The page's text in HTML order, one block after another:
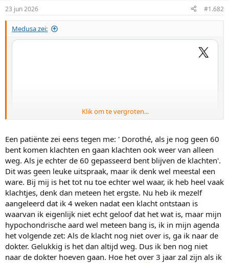
n
g
23 jun 2026 #1.682
Medusa zei:
Klik om te vergroten...
Een patiënte zei eens tegen me: ' Dorothé, als je nog geen 60
bent komen klachten en gaan klachten ook weer van alleen
weg. Als je echter de 60 gepasseerd bent blijven de klachten'.
Dit was geen leuke uitspraak, maar ik denk wel meestal een
ware. Bij mij is het tot nu toe echter wel waar, ik heb heel vaak
klachtjes, denk dan meteen het ergste. Nu heb ik mezelf
aangeleerd dat ik 4 weken nadat een klacht ontstaan is
waarvan ik eigenlijk niet echt geloof dat het wat is, maar mijn
hypochondrische aard wel meteen bang is, ik in mijn agenda
het volgende zet: Als de klacht nog niet over is, ga ik naar de
dokter. Gelukkig is het dan altijd weg. Dus ik ben nog niet
naar de dokter hoeven gaan. Hoe het over 3 jaar zal zijn als ik